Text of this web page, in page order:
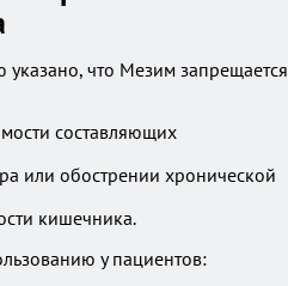
что Мезим запрещается
составляющих
или обострении хронической
кишечника.
у пациентов: